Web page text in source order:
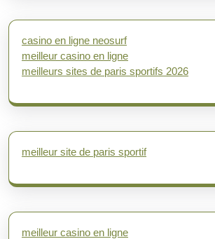
casino en ligne neosurf
meilleur casino en ligne
meilleurs sites de paris sportifs 2026
meilleur site de paris sportif
meilleur casino en ligne